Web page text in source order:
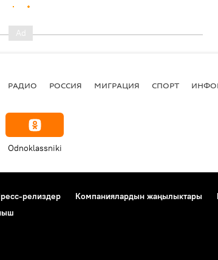
РАДИО РОССИЯ МИГРАЦИЯ СПОРТ
Odnoklassniki
релиздер Компаниялардын жаңылыктары